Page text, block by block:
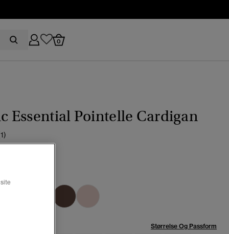
0
Essential Pointelle Cardigan
valgt
Størrelse Og Passform